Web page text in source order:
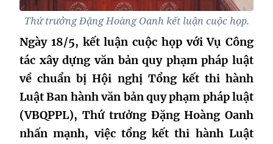
Thứ trưởng Đặng Hoàng Oanh kết luận cuộc họp.
Ngày 18/5, kết luận cuộc họp với Vụ Công
tác xây dựng văn bản quy phạm pháp luật
về chuẩn bị Hội nghị Tổng kết thi hành
Luật Ban hành văn bản quy phạm pháp luật
(VBQPPL), Thứ trưởng Đặng Hoàng Oanh
nhấn mạnh, việc tổng kết thi hành Luật